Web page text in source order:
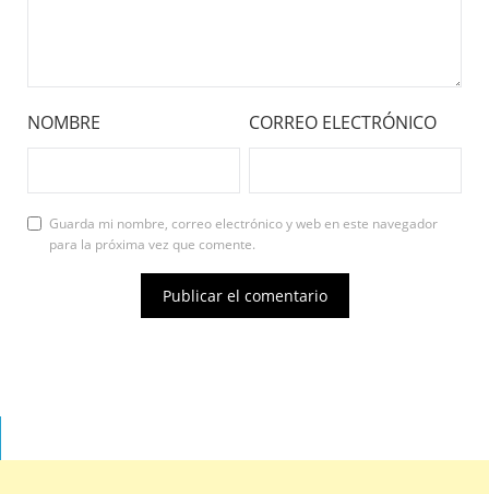
NOMBRE CORREO ELECTRÓNICO
Guarda mi nombre, correo electrónico y web en este navegador
para la próxima vez que comente.